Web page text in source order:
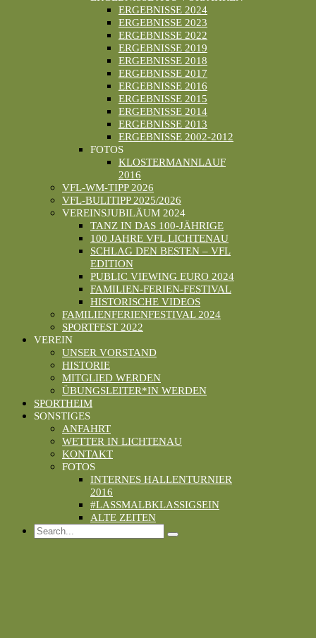
ERGEBNISSE 2024
ERGEBNISSE 2023
ERGEBNISSE 2022
ERGEBNISSE 2019
ERGEBNISSE 2018
ERGEBNISSE 2017
ERGEBNISSE 2016
ERGEBNISSE 2015
ERGEBNISSE 2014
ERGEBNISSE 2013
ERGEBNISSE 2002-2012
FOTOS
KLOSTERMANNLAUF
2016
VFL-WM-TIPP 2026
VFL-BULITIPP 2025/2026
VEREINSJUBILÄUM 2024
TANZ IN DAS 100-JÄHRIGE
100 JAHRE VFL LICHTENAU
SCHLAG DEN BESTEN – VFL
EDITION
PUBLIC VIEWING EURO 2024
FAMILIEN-FERIEN-FESTIVAL
HISTORISCHE VIDEOS
FAMILIENFERIENFESTIVAL 2024
SPORTFEST 2022
VEREIN
UNSER VORSTAND
HISTORIE
MITGLIED WERDEN
ÜBUNGSLEITER*IN WERDEN
SPORTHEIM
SONSTIGES
ANFAHRT
WETTER IN LICHTENAU
KONTAKT
FOTOS
INTERNES HALLENTURNIER
2016
#LASSMALBKLASSIGSEIN
ALTE ZEITEN
Search